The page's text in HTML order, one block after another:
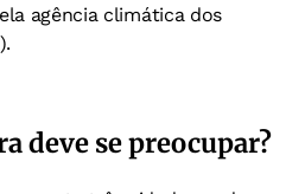
agência climática dos
deve se preocupar?